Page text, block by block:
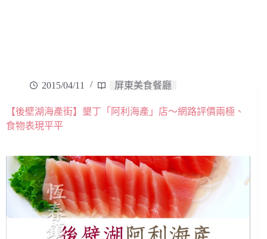
2015/04/11 屏東美食餐廳
【後壁湖海產街】墾丁「阿利海產」店～網路評價兩極、
食物表現平平